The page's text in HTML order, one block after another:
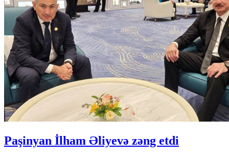
Paşinyan İlham Əliyevə zəng etdi